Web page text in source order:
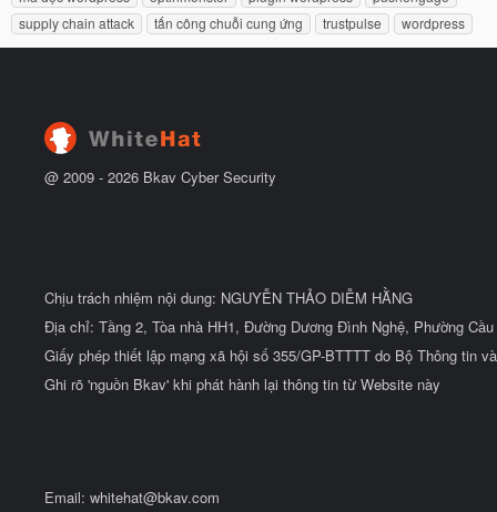
ắ
t
ẻ
supply chain attack
tấn công chuỗi cung ứng trustpulse wordpress
@ 2009 - 2026 Bkav Cyber Security
Chịu trách nhiệm nội dung: NGUYỄN THẢO DIỄM HẰNG
Địa chỉ: Tầng 2, Tòa nhà HH1, Đường Dương Đình Nghệ, Phường
Giấy phép thiết lập mạng xã hội số 355/GP-BTTTT do Bộ Thông tin
Ghi rõ 'nguồn Bkav' khi phát hành lại thông tin từ Website này
Email: whitehat@bkav.com